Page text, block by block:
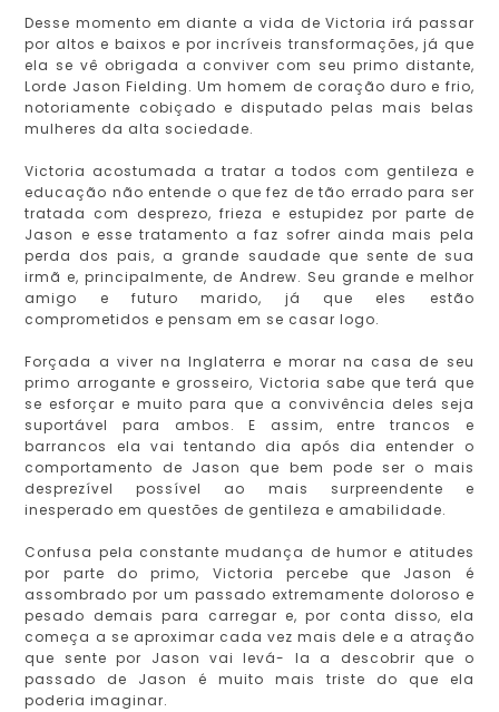
Desse momento em diante a vida de Victoria irá passar
por altos e baixos e por incríveis transformações, já que
ela se vê obrigada a conviver com seu primo distante,
Lorde Jason Fielding. Um homem de coração duro e frio,
notoriamente cobiçado e disputado pelas mais belas
mulheres da alta sociedade.
Victoria acostumada a tratar a todos com gentileza e
educação não entende o que fez de tão errado para ser
tratada com desprezo, frieza e estupidez por parte de
Jason e esse tratamento a faz sofrer ainda mais pela
perda dos pais, a grande saudade que sente de sua
irmã e, principalmente, de Andrew. Seu grande e melhor
amigo e futuro marido, já que eles estão
comprometidos e pensam em se casar logo.
Forçada a viver na Inglaterra e morar na casa de seu
primo arrogante e grosseiro, Victoria sabe que terá que
se esforçar e muito para que a convivência deles seja
suportável para ambos. E assim, entre trancos e
barrancos ela vai tentando dia após dia entender o
comportamento de Jason que bem pode ser o mais
desprezível possível ao mais surpreendente e
inesperado em questões de gentileza e amabilidade.
Confusa pela constante mudança de humor e atitudes
por parte do primo, Victoria percebe que Jason é
assombrado por um passado extremamente doloroso e
pesado demais para carregar e, por conta disso, ela
começa a se aproximar cada vez mais dele e a atração
que sente por Jason vai levá- la a descobrir que o
passado de Jason é muito mais triste do que ela
poderia imaginar.